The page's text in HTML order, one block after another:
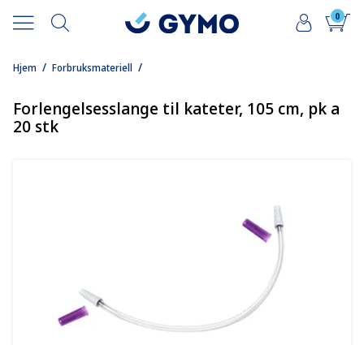
0
/
Hjem /
Forbruksmateriell
Forlengelsesslange til kateter, 105 cm, pk a
20 stk